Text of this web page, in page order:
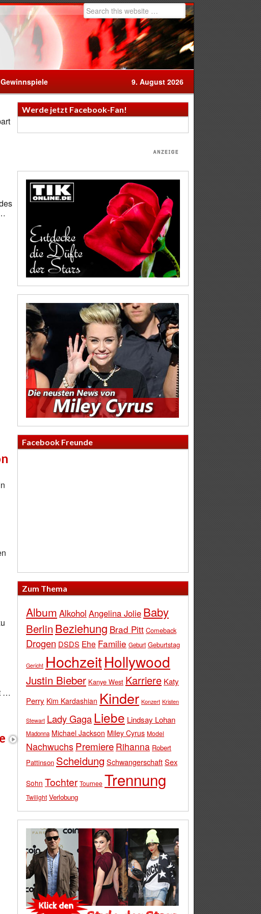
Gewinnspiele 9. August 2026
…
Werde jetzt Facebook-Fan!
Facebook Freunde
Zum Thema
Album Alkohol Angelina Jolie Baby
Berlin Beziehung Brad Pitt Comeback
Drogen DSDS Ehe Familie Geburt Geburtstag
Gericht HochzeitHollywood
Justin Bieber Kanye West Karriere Katy
Perry Kim Kardashian Kinder Konzert Kristen
Stewart Lady Gaga Liebe Lindsay Lohan
Madonna Michael Jackson Miley Cyrus Model
Nachwuchs Premiere Rihanna Robert
Pattinson Scheidung SchwangerschaftSex
Sohn Tochter Tournee Trennung
Twilight Verlobung